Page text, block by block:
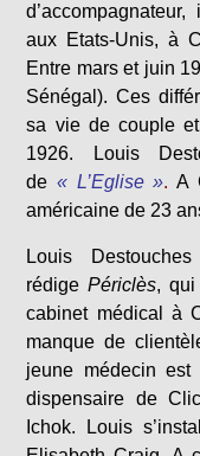
aux Etats-Unis, à
Entre mars et juin
Sénégal). Ces
sa vie de couple
1926. Louis
de « L’Eglise ».A
américaine de 23
Louis
rédige Périclès, qui
cabinet médical à
manque de
jeune médecin est
dispensaire de
Ichok. Louis